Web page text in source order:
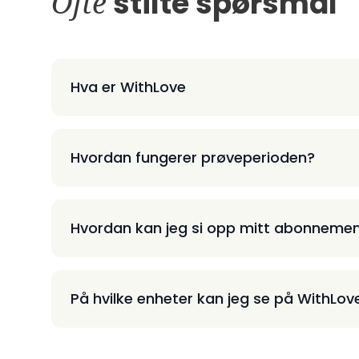
Hva er WithLove
Hvordan fungerer prøveperioden?
Hvordan kan jeg si opp mitt
På hvilke enheter kan jeg se på